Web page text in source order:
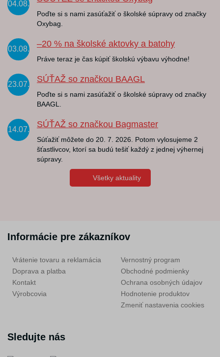
04.08.
Poďte si s nami zasúťažiť o školské súpravy od značky
Oxybag.
03.08.
–20 % na školské aktovky a batohy
Práve teraz je čas kúpiť školskú výbavu výhodne!
23.07.
SÚŤAŽ so značkou BAAGL
Poďte si s nami zasúťažiť o školské súpravy od značky
BAAGL.
14.07.
SÚŤAŽ so značkou Bagmaster
Súťažiť môžete do 20. 7. 2026. Potom vylosujeme 2
šťastlivcov, ktorí sa budú tešiť každý z jednej výhernej
súpravy.
Všetky aktuality
Informácie pre zákazníkov
Vrátenie tovaru a reklamácia
Doprava a platba
Kontakt
Výrobcovia
Vernostný program
Obchodné podmienky
Ochrana osobných údajov
Hodnotenie produktov
Zmeniť nastavenia cookies
Sledujte nás